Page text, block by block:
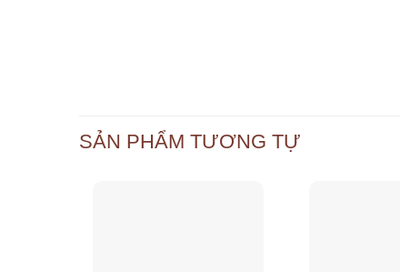
SẢN PHẨM TƯƠNG TỰ